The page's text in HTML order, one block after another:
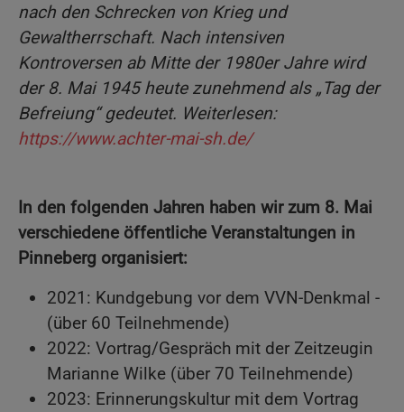
nach den Schrecken von Krieg und
Gewaltherrschaft. Nach intensiven
Kontroversen ab Mitte der 1980er Jahre wird
der 8. Mai 1945 heute zunehmend als „Tag der
Befreiung“ gedeutet. Weiterlesen:
https://www.achter-mai-sh.de/
In den folgenden Jahren haben wir zum 8. Mai
verschiedene öffentliche Veranstaltungen in
Pinneberg organisiert:
2021: Kundgebung vor dem VVN-Denkmal -
(über 60 Teilnehmende)
2022: Vortrag/Gespräch mit der Zeitzeugin
Marianne Wilke (über 70 Teilnehmende)
2023: Erinnerungskultur mit dem Vortrag